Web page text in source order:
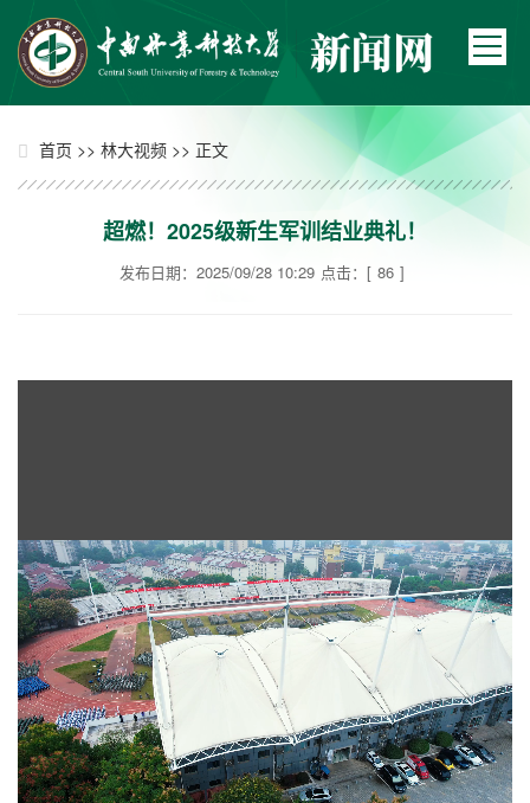
首页 >> 林大视频 >> 正文
超燃！2025级新生军训结业典礼！
发布日期：2025/09/28 10:29 点击：[ 86 ]